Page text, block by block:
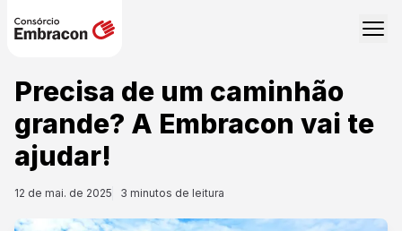
Precisa de um caminhão
grande? A Embracon vai te
ajudar!
12 de mai. de 2025 3 minutos de leitura